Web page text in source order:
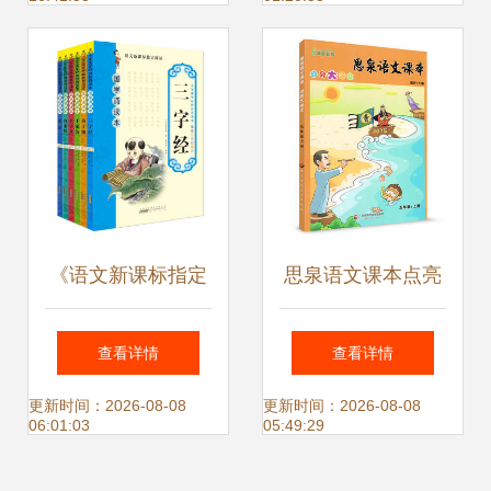
设
《语文新课标指定
阅读·国学诵读本全
6册》书评 小学生
查看详情
更新时间：2026-08-08
06:01:03
思泉语文课本点亮
大语文 五年级上册
的成长与智慧
查看详情
更新时间：2026-08-08
05:49:29